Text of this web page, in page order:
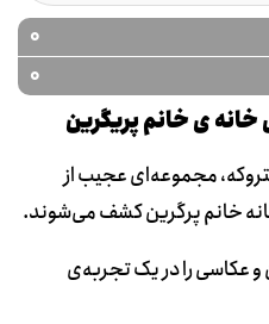
0
0
ی خانم پریگرین
مجموعه‌ای عجیب از
خانم پرگرین کشف می‌شوند.
عکاسی را در یک تجربه‌ی